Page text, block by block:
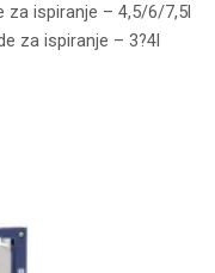
za ispiranje – 4,5/6/7,5l
za ispiranje – 3?4l